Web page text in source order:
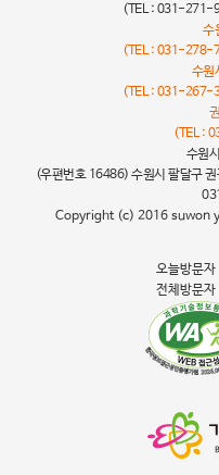
(TEL : 031-271-
수
(TEL : 031-278-
수원
(TEL : 031-267-
(TEL :
수원
(우편번호 16486) 수원시 팔달구
Copyright (c) 2016 suwon
오늘방문자
전체방문자